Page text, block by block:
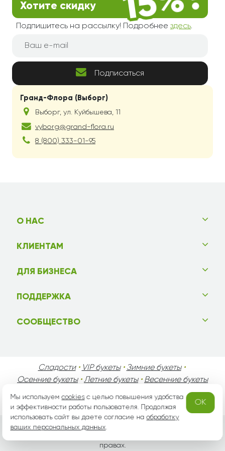
Гранд-Флора (Выборг)
Выборг, ул. Куйбышева, 11
vyborg@grand-flora.ru
8 (800) 333-01-95
Хотите скидку
Подпишитесь на рассылку! Подробнее здесь.
Подписаться
О НАС
КЛИЕНТАМ
ДЛЯ БИЗНЕСА
ПОДДЕРЖКА
СООБЩЕСТВО
Сладости• VIP букеты• Зимние букеты•
Осенние букеты•Летние букеты• Весенние букеты
•
День Мужчин•Праздники!
правах.
Мы используемcookiesс целью повышения удобства
и эффективности работы пользователя. Продолжая
использовать сайт вы даете согласие наобработку
ваших персональных данных.
OK